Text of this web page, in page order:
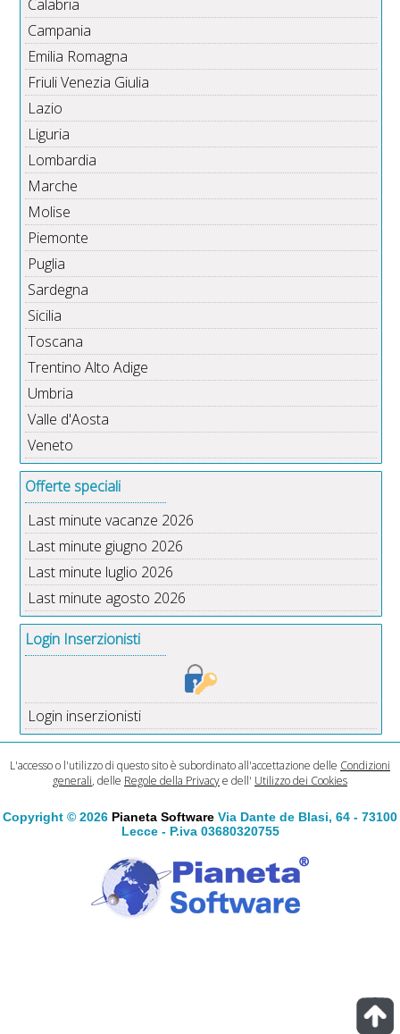
Calabria
Campania
Emilia Romagna
Friuli Venezia Giulia
Lazio
Liguria
Lombardia
Marche
Molise
Piemonte
Puglia
Sardegna
Sicilia
Toscana
Trentino Alto Adige
Umbria
Valle d'Aosta
Veneto
Offerte speciali
Last minute vacanze 2026
Last minute giugno 2026
Last minute luglio 2026
Last minute agosto 2026
Login Inserzionisti
Login inserzionisti
L'accesso o l'utilizzo di questo sito è subordinato all'accettazione delle Condizioni
generali, delle Regole della Privacye dell' Utilizzo dei Cookies
Copyright © 2026 Pianeta Software Via Dante de Blasi, 64 - 73100
Lecce - P.iva 03680320755